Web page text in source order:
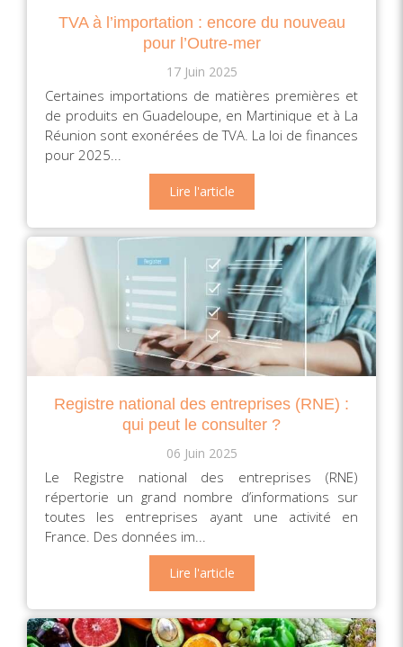
TVA à l’importation : encore du nouveau
pour l’Outre-mer
17 Juin 2025
Certaines importations de matières premières et
de produits en Guadeloupe, en Martinique et à La
Réunion sont exonérées de TVA. La loi de finances
pour 2025...
Lire l'article
Registre national des entreprises (RNE) :
qui peut le consulter ?
06 Juin 2025
Le Registre national des entreprises (RNE)
répertorie un grand nombre d’informations sur
toutes les entreprises ayant une activité en
France. Des données im...
Lire l'article